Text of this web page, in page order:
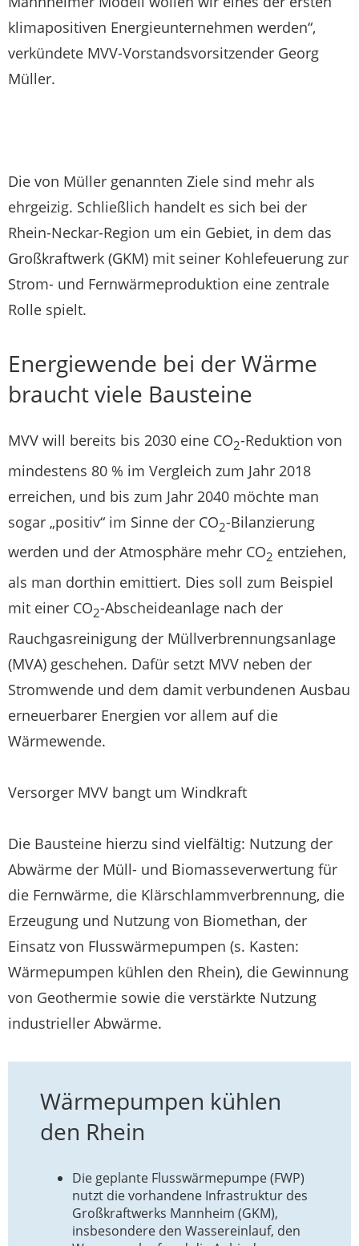
klimapositiven Energieunternehmen werden“,
verkündete MVV-Vorstandsvorsitzender Georg
Müller.
Die von Müller genannten Ziele sind mehr als
ehrgeizig. Schließlich handelt es sich bei der
Rhein-Neckar-Region um ein Gebiet, in dem das
Großkraftwerk (GKM) mit seiner Kohlefeuerung zur
Strom- und Fernwärmeproduktion eine zentrale
Rolle spielt.
Energiewende bei der Wärme
braucht viele Bausteine
MVV will bereits bis 2030 eine CO2-Reduktion von
mindestens 80 % im Vergleich zum Jahr 2018
erreichen, und bis zum Jahr 2040 möchte man
sogar „positiv“ im Sinne der CO2-Bilanzierung
werden und der Atmosphäre mehr CO2 entziehen,
als man dorthin emittiert. Dies soll zum Beispiel
mit einer CO2-Abscheideanlage nach der
Rauchgasreinigung der Müllverbrennungsanlage
(MVA) geschehen. Dafür setzt MVV neben der
Stromwende und dem damit verbundenen Ausbau
erneuerbarer Energien vor allem auf die
Wärmewende.
Versorger MVV bangt um Windkraft
Die Bausteine hierzu sind vielfältig: Nutzung der
Abwärme der Müll- und Biomasseverwertung für
die Fernwärme, die Klärschlammverbrennung, die
Erzeugung und Nutzung von Biomethan, der
Einsatz von Flusswärmepumpen (s. Kasten:
Wärmepumpen kühlen den Rhein), die Gewinnung
von Geothermie sowie die verstärkte Nutzung
industrieller Abwärme.
Wärmepumpen kühlen
den Rhein
Die geplante Flusswärmepumpe (FWP)
nutzt die vorhandene Infrastruktur des
Großkraftwerks Mannheim (GKM),
insbesondere den Wassereinlauf, den